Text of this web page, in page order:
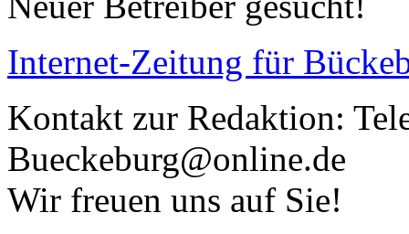
Internet-Zeitung für
Kontakt zur Redaktion:
Bueckeburg@online.de
Wir freuen uns auf Sie!